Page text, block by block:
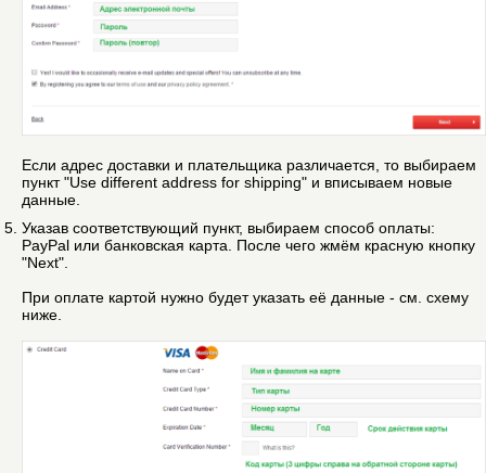
Если адрес доставки и плательщика различается, то выбираем
пункт "Use different address for shipping" и вписываем новые
данные.
Указав соответствующий пункт, выбираем способ оплаты:
PayPal или банковская карта. После чего жмём красную кнопку
"Next".
При оплате картой нужно будет указать её данные - см. схему
ниже.